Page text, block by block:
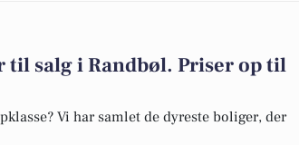
til salg i Randbøl. Priser op til
Vi har samlet de dyreste boliger, der